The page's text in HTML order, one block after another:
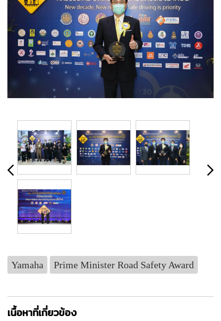
Yamaha Prime Minister Road Safety Award
เนื้อหาที่เกี่ยวข้อง